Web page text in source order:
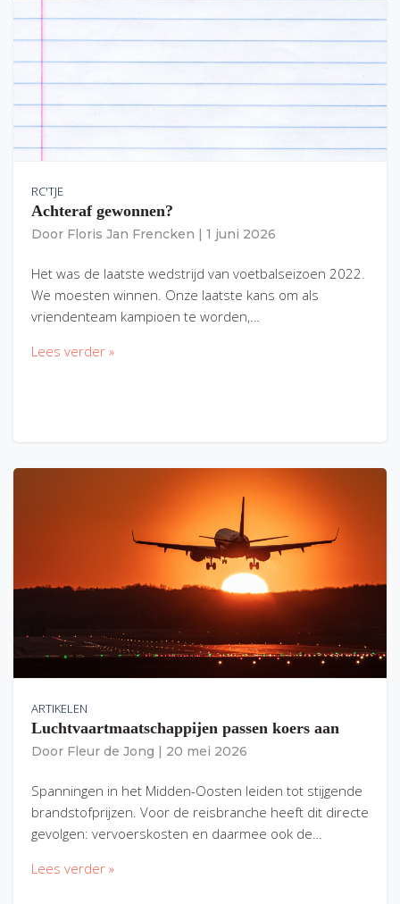
RC'TJE
Achteraf gewonnen?
Door Floris Jan Frencken 1 juni 2026
Het was de laatste wedstrijd van voetbalseizoen 2022.
We moesten winnen. Onze laatste kans om als
vriendenteam kampioen te worden,…
Lees verder »
ARTIKELEN
Luchtvaartmaatschappijen passen koers aan
Door Fleur de Jong 20 mei 2026
Spanningen in het Midden-Oosten leiden tot stijgende
brandstofprijzen. Voor de reisbranche heeft dit directe
gevolgen: vervoerskosten en daarmee ook de…
Lees verder »